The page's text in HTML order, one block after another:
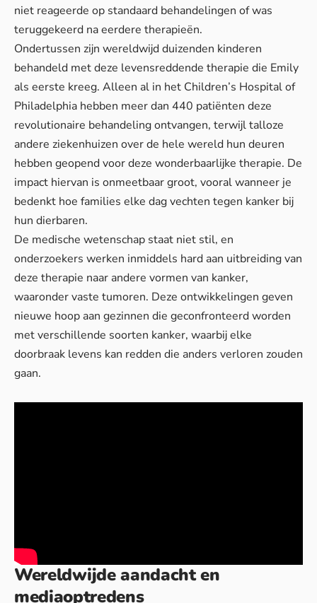
niet reageerde op standaard behandelingen of was
teruggekeerd na eerdere therapieën.
Ondertussen zijn wereldwijd duizenden kinderen
behandeld met deze levensreddende therapie die Emily
als eerste kreeg. Alleen al in het Children’s Hospital of
Philadelphia hebben meer dan 440 patiënten deze
revolutionaire behandeling ontvangen, terwijl talloze
andere ziekenhuizen over de hele wereld hun deuren
hebben geopend voor deze wonderbaarlijke therapie. De
impact hiervan is onmeetbaar groot, vooral wanneer je
bedenkt hoe families elke dag vechten tegen kanker bij
hun dierbaren.
De medische wetenschap staat niet stil, en
onderzoekers werken inmiddels hard aan uitbreiding van
deze therapie naar andere vormen van kanker,
waaronder vaste tumoren. Deze ontwikkelingen geven
nieuwe hoop aan gezinnen die geconfronteerd worden
met verschillende soorten kanker, waarbij elke
doorbraak levens kan redden die anders verloren zouden
gaan.
Wereldwijde aandacht en
mediaoptredens